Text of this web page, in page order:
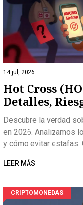
14 jul, 2026
Hot Cross
Detalles,
2026
Descubre la verdad
en 2026. Analizamos
y cómo evitar estafas.
LEER MÁS
CRIPTOMONEDAS